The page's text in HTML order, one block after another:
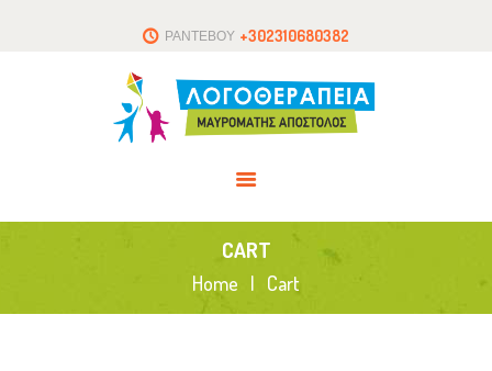
ΡΑΝΤΕΒΟΥ +302310680382
CART
Home Cart
ΑΡΘΡΑ
ΕΠΙΚΟΙΝΩΝΙΑ